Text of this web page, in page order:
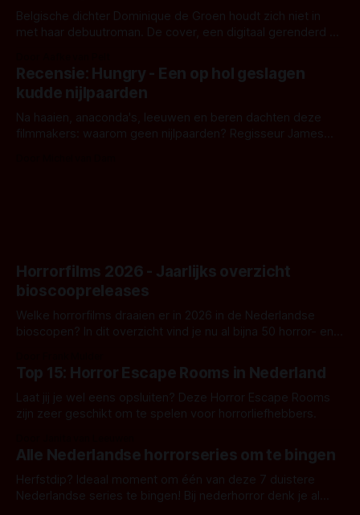
Belgische dichter Dominique de Groen houdt zich niet in
met haar debuutroman. De cover, een digitaal gerenderd en
achtergrond, belooft iets kleurrijks maar onheilspellends,
iets ongrijpbaars. En dat maakt De Groen met ieder woord
waar.
Recensie: Hungry - Een op hol geslagen
kudde nijlpaarden
Na haaien, anaconda's, leeuwen en beren dachten deze
filmmakers: waarom geen nijlpaarden? Regisseur James
Horrorfilms 2026 - Jaarlijks overzicht
bioscoopreleases
Welke horrorfilms draaien er in 2026 in de Nederlandse
bioscopen? In dit overzicht vind je nu al bijna 50 horror- en
Top 15: Horror Escape Rooms in Nederland
Laat jij je wel eens opsluiten? Deze Horror Escape Rooms
zijn zeer geschikt om te spelen voor horrorliefhebbers.
Alle Nederlandse horrorseries om te bingen
Herfstdip? Ideaal moment om één van deze 7 duistere
Nederlandse series te bingen! Bij nederhorror denk je al